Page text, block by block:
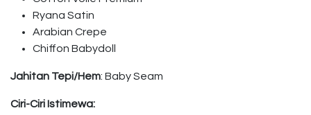
Ryana Satin
Arabian Crepe
Chiffon Babydoll
Jahitan Tepi/Hem: Baby Seam
Ciri-Ciri Istimewa: